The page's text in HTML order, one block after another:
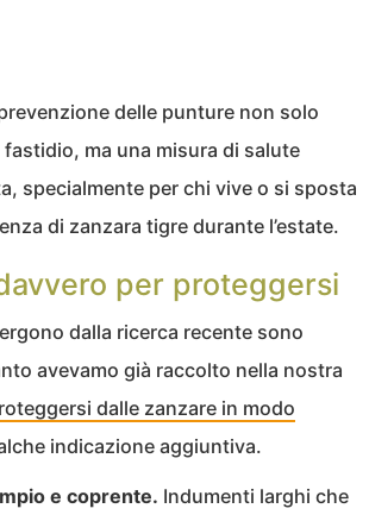
delle punture non solo
ma una misura di salute
specialmente per chi vive o si sposta
di zanzara tigre durante l’estate.
per proteggersi
dalla ricerca recente sono
avevamo già raccolto nella nostra
dalle zanzare in modo
indicazione aggiuntiva.
e coprente. Indumenti larghi che